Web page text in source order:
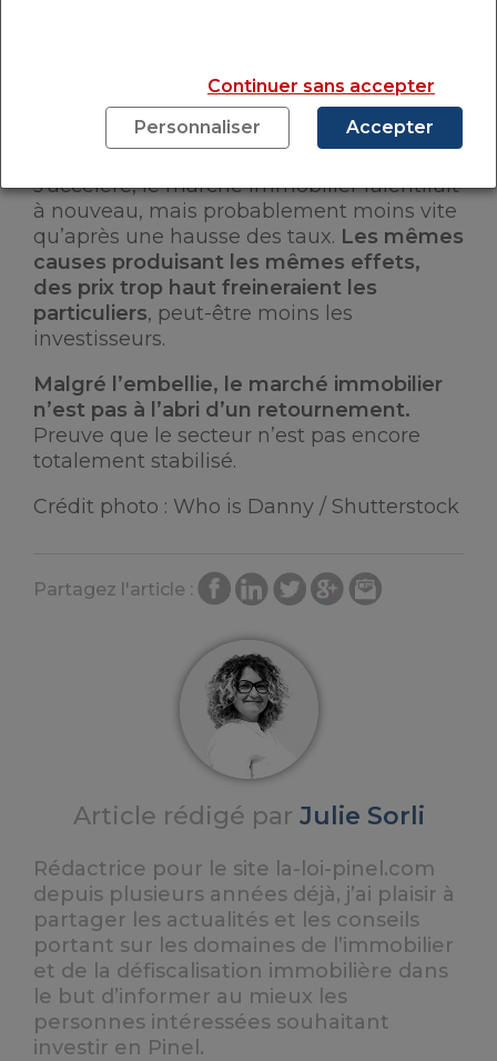
l’accès facilité au crédit.
L’autre interrogation concerne les prix. Si la
s’accélère, le marché immobilier ralentirait
à nouveau, mais probablement moins vite
qu’après une hausse des taux. Les mêmes
causes produisant les mêmes effets,
des prix trop haut freineraient les
particuliers, peut-être moins les
investisseurs.
Malgré l’embellie, le marché immobilier
n’est pas à l’abri d’un retournement.
Preuve que le secteur n’est pas encore
totalement stabilisé.
Crédit photo : Who is Danny / Shutterstock
Partagez l'article :
Article rédigé par Julie Sorli
Rédactrice pour le site la-loi-pinel.com
depuis plusieurs années déjà, j’ai plaisir à
partager les actualités et les conseils
portant sur les domaines de l’immobilier
et de la défiscalisation immobilière dans
le but d’informer au mieux les
personnes intéressées souhaitant
investir en Pinel.
Continuer sans accepter
Personnaliser
Accepter